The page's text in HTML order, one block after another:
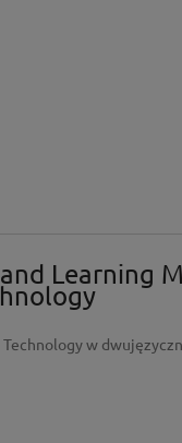
Learning
w